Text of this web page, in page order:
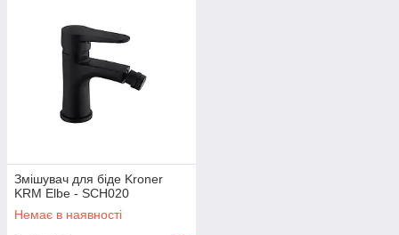
Змішувач для біде Kroner
KRM Elbe - SCH020
Немає в наявності